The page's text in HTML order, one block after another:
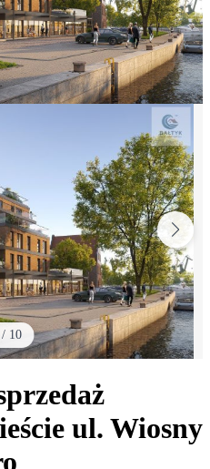
/ 10
ul. Wiosny